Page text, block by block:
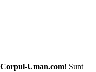
Corpul-Uman.com! Sunt